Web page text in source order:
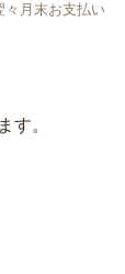
々月末お支払い
す。